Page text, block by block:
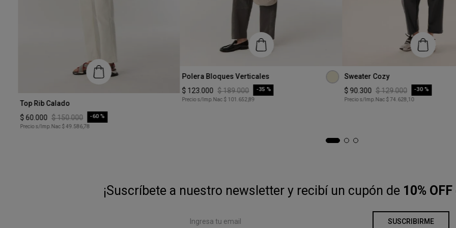
XS
Top Rib Calado
$ 60 000 $150.000 -60 %
Precio s/Imp.Nac $ 49.586,78
XS
Polera Bloques Verticales
$ 123 000 $189.000 -35 %
Precio s/Imp.Nac $ 101.652,89
XS
Sweater Cozy
$ 90. 300 $129.000 -30 %
Precio s/Imp.Nac $ 74.628,10
¡Suscríbete a nuestro newsletter y recibí un cupón de 10%
SUSCRIBIRME